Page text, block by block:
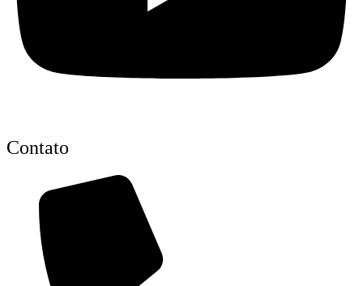
Contato